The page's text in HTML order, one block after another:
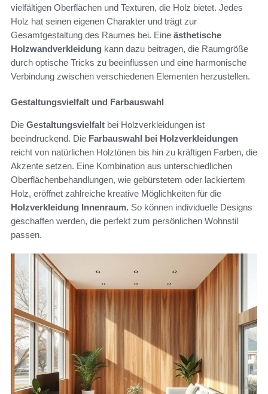
vielfältigen Oberflächen und Texturen, die Holz bietet. Jedes
Holz hat seinen eigenen Charakter und trägt zur
Gesamtgestaltung des Raumes bei. Eine ästhetische
Holzwandverkleidung kann dazu beitragen, die Raumgröße
durch optische Tricks zu beeinflussen und eine harmonische
Verbindung zwischen verschiedenen Elementen herzustellen.
Gestaltungsvielfalt und Farbauswahl
Die Gestaltungsvielfalt bei Holzverkleidungen ist
beeindruckend. Die Farbauswahl bei Holzverkleidungen
reicht von natürlichen Holztönen bis hin zu kräftigen Farben, die
Akzente setzen. Eine Kombination aus unterschiedlichen
Oberflächenbehandlungen, wie gebürstetem oder lackiertem
Holz, eröffnet zahlreiche kreative Möglichkeiten für die
Holzverkleidung Innenraum. So können individuelle Designs
geschaffen werden, die perfekt zum persönlichen Wohnstil
passen.